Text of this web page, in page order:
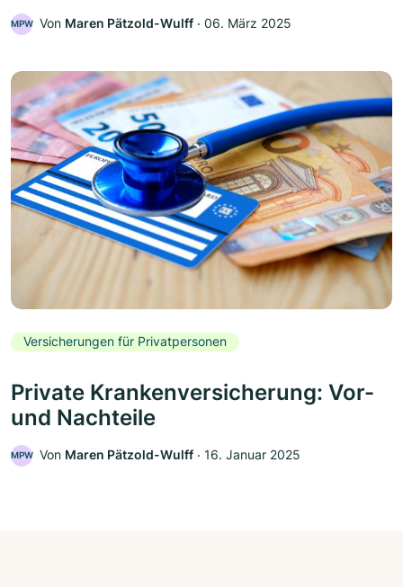
MPW Von Maren Pätzold-Wulff ‧ 06. März 2025
Versicherungen für Privatpersonen
Private Krankenversicherung: Vor-
und Nachteile
MPW Von Maren Pätzold-Wulff ‧ 16. Januar 2025